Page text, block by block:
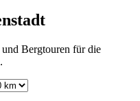
Bergtouren für die